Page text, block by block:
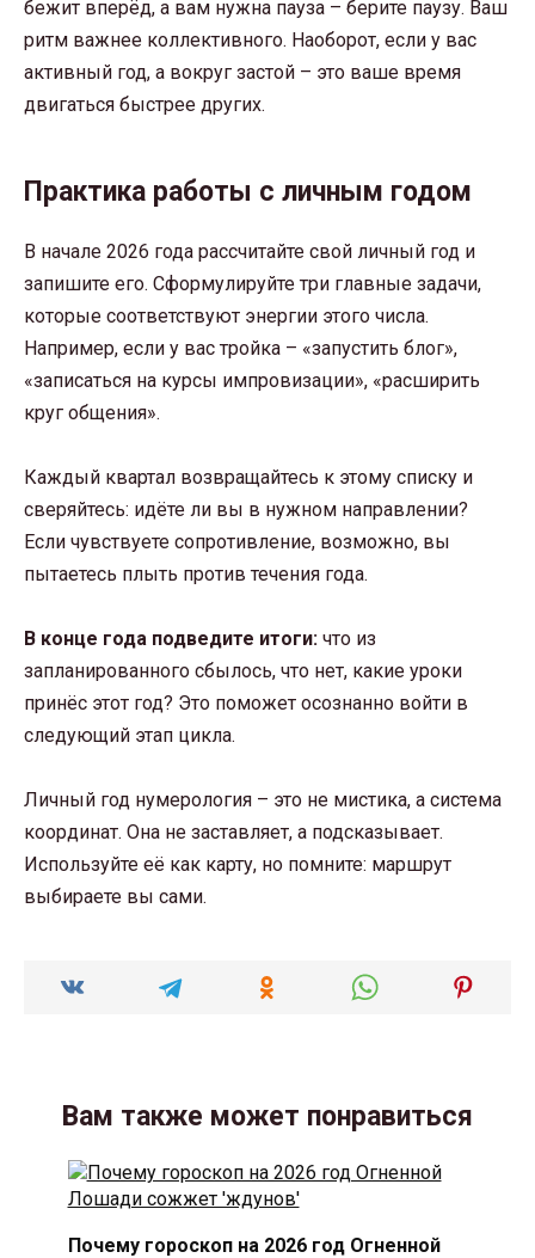
бежит вперёд, а вам нужна пауза – берите паузу. Ваш
ритм важнее коллективного. Наоборот, если у вас
активный год, а вокруг застой – это ваше время
двигаться быстрее других.
Практика работы с личным годом
В начале 2026 года рассчитайте свой личный год и
запишите его. Сформулируйте три главные задачи,
которые соответствуют энергии этого числа.
Например, если у вас тройка – «запустить блог»,
«записаться на курсы импровизации», «расширить
круг общения».
Каждый квартал возвращайтесь к этому списку и
сверяйтесь: идёте ли вы в нужном направлении?
Если чувствуете сопротивление, возможно, вы
пытаетесь плыть против течения года.
В конце года подведите итоги: что из
запланированного сбылось, что нет, какие уроки
принёс этот год? Это поможет осознанно войти в
следующий этап цикла.
Личный год нумерология – это не мистика, а система
координат. Она не заставляет, а подсказывает.
Используйте её как карту, но помните: маршрут
выбираете вы сами.
Вам также может понравиться
Почему гороскоп на 2026 год Огненной